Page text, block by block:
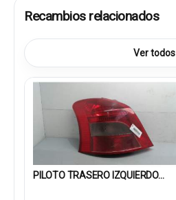
Recambios relacionados
Ver todos
PILOTO TRASERO IZQUIERDO...